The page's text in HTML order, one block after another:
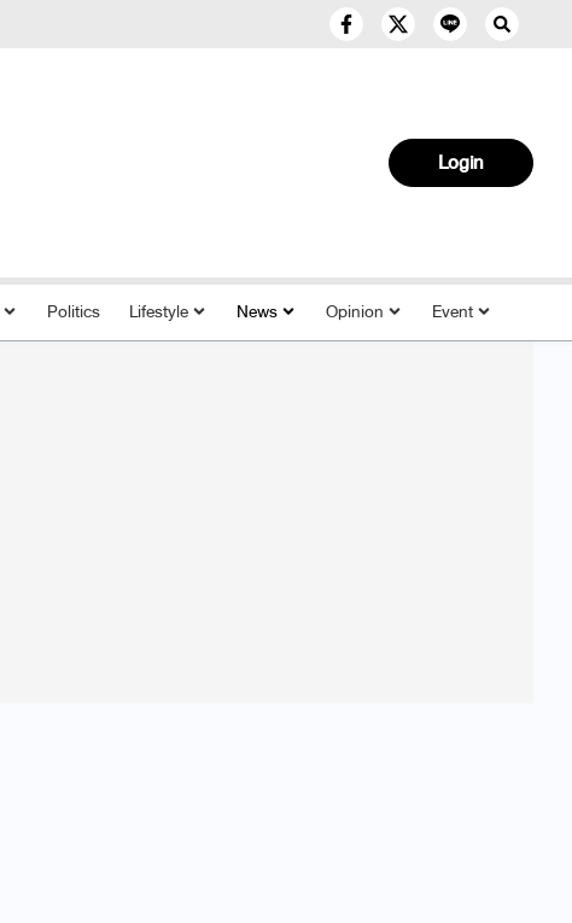
Login
Politics Lifestyle News Opinion Event